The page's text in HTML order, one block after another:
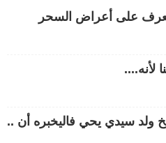
على أعراض السحر
لأنه....
ولد سيدي يحي فاليخبره أن ..